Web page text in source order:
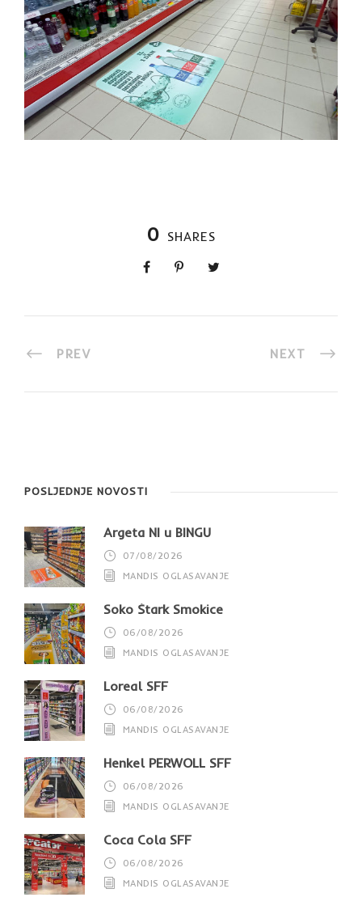
0 SHARES
PREV NEXT
POSLJEDNJE NOVOSTI
Argeta NI u BINGU
07/08/2026
MANDIS OGLASAVANJE
Soko Štark Smokice
06/08/2026
MANDIS OGLASAVANJE
Loreal SFF
06/08/2026
MANDIS OGLASAVANJE
Henkel PERWOLL SFF
06/08/2026
MANDIS OGLASAVANJE
Coca Cola SFF
06/08/2026
MANDIS OGLASAVANJE